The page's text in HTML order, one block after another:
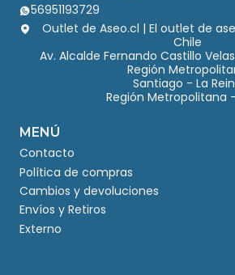
56951193729
Outlet de Aseo.cl | El outlet de
Chile
Av. Alcalde Fernando Castillo
Región
Santiago - La
Región Metropolitana
MENÚ
Contacto
Política de compras
Cambios y devoluciones
Envíos y Retiros
Externo